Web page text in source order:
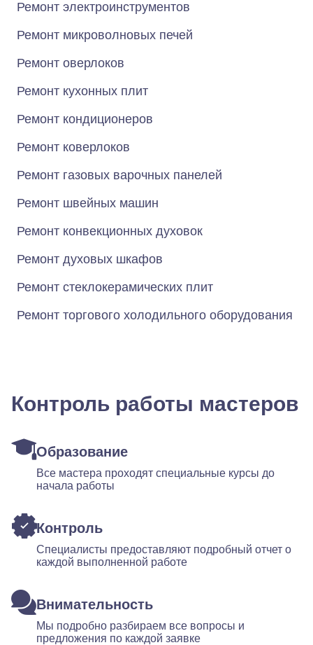
Ремонт электроинструментов
Ремонт микроволновых печей
Ремонт оверлоков
Ремонт кухонных плит
Ремонт кондиционеров
Ремонт коверлоков
Ремонт газовых варочных панелей
Ремонт швейных машин
Ремонт конвекционных духовок
Ремонт духовых шкафов
Ремонт стеклокерамических плит
Ремонт торгового холодильного оборудования
Контроль работы мастеров
Образование
Все мастера проходят специальные курсы до
начала работы
Контроль
Специалисты предоставляют подробный отчет о
каждой выполненной работе
Внимательность
Мы подробно разбираем все вопросы и
предложения по каждой заявке